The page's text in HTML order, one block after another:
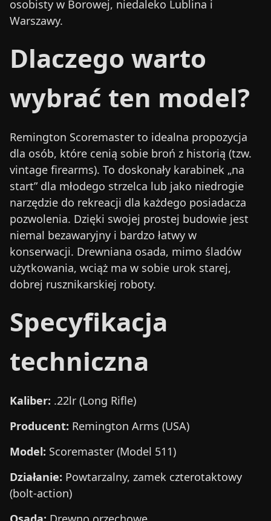
osobisty w Borowej, niedaleko Lublina i
Warszawy.
Dlaczego warto
wybrać ten model?
Remington Scoremaster to idealna propozycja
dla osób, które cenią sobie broń z historią (tzw.
vintage firearms). To doskonały karabinek „na
start” dla młodego strzelca lub jako niedrogie
narzędzie do rekreacji dla każdego posiadacza
pozwolenia. Dzięki swojej prostej budowie jest
niemal bezawaryjny i bardzo łatwy w
konserwacji. Drewniana osada, mimo śladów
użytkowania, wciąż ma w sobie urok starej,
dobrej rusznikarskiej roboty.
Specyfikacja
techniczna
Kaliber: .22lr (Long Rifle)
Producent: Remington Arms (USA)
Model: Scoremaster (Model 511)
Działanie: Powtarzalny, zamek czterotaktowy
(bolt-action)